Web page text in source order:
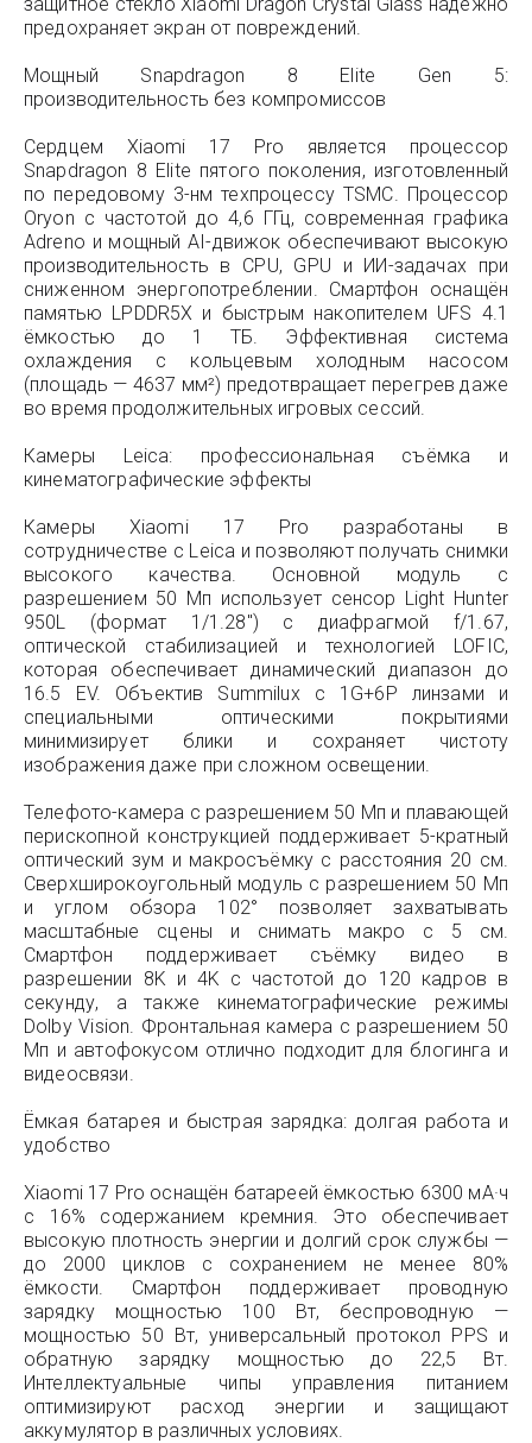
предохраняет экран от повреждений.
Мощный Snapdragon 8 Elite Gen 5:
производительность без компромиссов
Сердцем Xiaomi 17 Pro является процессор
Snapdragon 8 Elite пятого поколения, изготовленный
по передовому 3-нм техпроцессу TSMC. Процессор
Oryon с частотой до 4,6 ГГц, современная графика
Adreno и мощный AI-движок обеспечивают высокую
производительность в CPU, GPU и ИИ-задачах при
сниженном энергопотреблении. Смартфон оснащён
памятью LPDDR5X и быстрым накопителем UFS 4.1
ёмкостью до 1 ТБ. Эффективная система
охлаждения с кольцевым холодным насосом
(площадь — 4637 мм²) предотвращает перегрев даже
во время продолжительных игровых сессий.
Камеры Leica: профессиональная съёмка и
кинематографические эффекты
Камеры Xiaomi 17 Pro разработаны в
сотрудничестве с Leica и позволяют получать снимки
высокого качества. Основной модуль с
разрешением 50 Мп использует сенсор Light Hunter
950L (формат 1/1.28″) с диафрагмой f/1.67,
оптической стабилизацией и технологией LOFIC,
которая обеспечивает динамический диапазон до
16.5 EV. Объектив Summilux с 1G+6P линзами и
специальными оптическими покрытиями
минимизирует блики и сохраняет чистоту
изображения даже при сложном освещении.
Телефото-камера с разрешением 50 Мп и плавающей
перископной конструкцией поддерживает 5-кратный
оптический зум и макросъёмку с расстояния 20 см.
Сверхширокоугольный модуль с разрешением 50 Мп
и углом обзора 102° позволяет захватывать
масштабные сцены и снимать макро с 5 см.
Смартфон поддерживает съёмку видео в
разрешении 8K и 4K с частотой до 120 кадров в
секунду, а также кинематографические режимы
Dolby Vision. Фронтальная камера с разрешением 50
Мп и автофокусом отлично подходит для блогинга и
видеосвязи.
Ёмкая батарея и быстрая зарядка: долгая работа и
удобство
Xiaomi 17 Pro оснащён батареей ёмкостью 6300 мА·ч
с 16% содержанием кремния. Это обеспечивает
высокую плотность энергии и долгий срок службы —
до 2000 циклов с сохранением не менее 80%
ёмкости. Смартфон поддерживает проводную
зарядку мощностью 100 Вт, беспроводную —
мощностью 50 Вт, универсальный протокол PPS и
обратную зарядку мощностью до 22,5 Вт.
Интеллектуальные чипы управления питанием
оптимизируют расход энергии и защищают
аккумулятор в различных условиях.